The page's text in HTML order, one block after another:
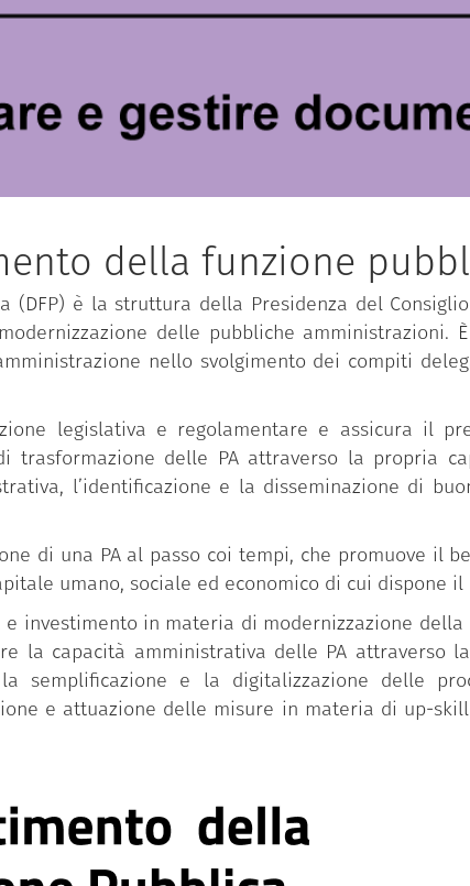
della funzione
(DFP) è la struttura della Presidenza del
delle pubbliche amministrazioni.
nello svolgimento dei compiti
legislativa e regolamentare e assicura il
trasformazione delle PA attraverso la propria
l’identificazione e la disseminazione di
di una PA al passo coi tempi, che promuove il
umano, sociale ed economico di cui dispone il
investimento in materia di modernizzazione della
la capacità amministrativa delle PA attraverso
semplificazione e la digitalizzazione delle
e attuazione delle misure in materia di up-